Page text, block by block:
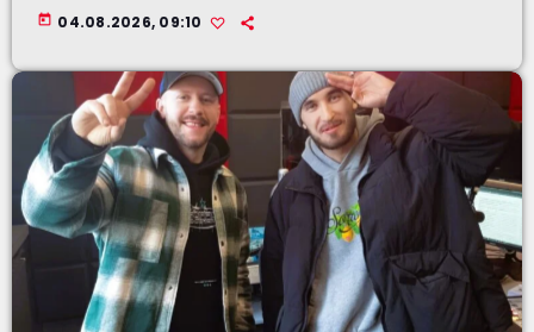
today 04.08.2026, 09:10